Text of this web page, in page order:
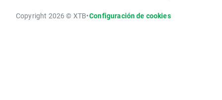
Copyright 2026 © XTB•Configuración de cookies